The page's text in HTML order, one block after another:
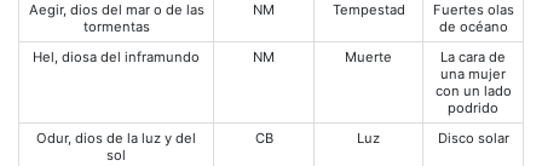
Aegir, dios del mar o de las
tormentas
NM Tempestad
Fuertes olas
de océano
Hel, diosa del inframundo
NM Muerte
La cara de
una mujer
con un lado
podrido
Odur, dios de la luz y del
sol
CB Luz Disco solar